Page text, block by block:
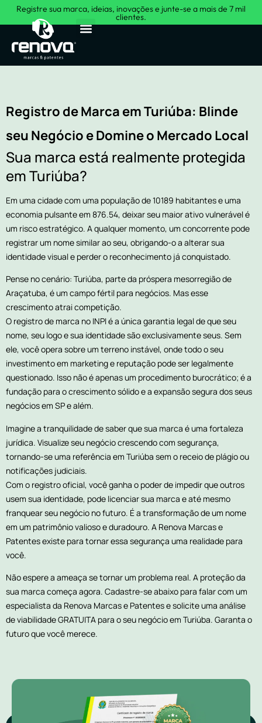
Registre sua marca, ideias, inovações e junte-se a mais de 7 mil
clientes.
Registro de Marca em Turiúba: Blinde
seu Negócio e Domine o Mercado Local
Sua marca está realmente protegida
em Turiúba?
Em uma cidade com uma população de 10189 habitantes e uma
economia pulsante em 876.54, deixar seu maior ativo vulnerável é
um risco estratégico. A qualquer momento, um concorrente pode
registrar um nome similar ao seu, obrigando-o a alterar sua
identidade visual e perder o reconhecimento já conquistado.
Pense no cenário: Turiúba, parte da próspera mesorregião de
Araçatuba, é um campo fértil para negócios. Mas esse
crescimento atrai competição.
O registro de marca no INPI é a única garantia legal de que seu
nome, seu logo e sua identidade são exclusivamente seus. Sem
ele, você opera sobre um terreno instável, onde todo o seu
investimento em marketing e reputação pode ser legalmente
questionado. Isso não é apenas um procedimento burocrático; é a
fundação para o crescimento sólido e a expansão segura dos seus
negócios em SP e além.
Imagine a tranquilidade de saber que sua marca é uma fortaleza
jurídica. Visualize seu negócio crescendo com segurança,
tornando-se uma referência em Turiúba sem o receio de plágio ou
notificações judiciais.
Com o registro oficial, você ganha o poder de impedir que outros
usem sua identidade, pode licenciar sua marca e até mesmo
franquear seu negócio no futuro. É a transformação de um nome
em um patrimônio valioso e duradouro. A Renova Marcas e
Patentes existe para tornar essa segurança uma realidade para
você.
Não espere a ameaça se tornar um problema real. A proteção da
sua marca começa agora. Cadastre-se abaixo para falar com um
especialista da Renova Marcas e Patentes e solicite uma análise
de viabilidade GRATUITA para o seu negócio em Turiúba. Garanta o
futuro que você merece.